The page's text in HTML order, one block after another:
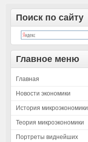
Поиск по сайту
Главное меню
Главная
Новости экономики
История микроэкономики
Теория микроэкономики
Портреты виднейших